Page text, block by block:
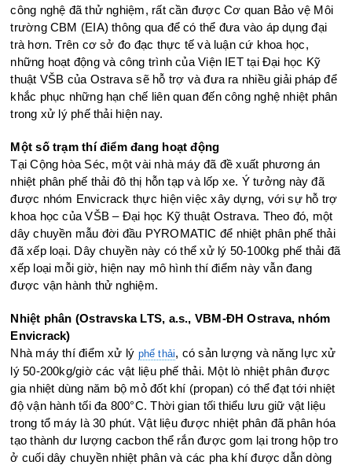
công nghệ đã thử nghiệm, rất cần được Cơ quan Bảo vệ Môi
trường CBM (EIA) thông qua để có thể đưa vào áp dụng đại
trà hơn. Trên cơ sở đo đạc thực tế và luận cứ khoa học,
những hoạt động và công trình của Viện IET tại Đại học Kỹ
thuật VŠB của Ostrava sẽ hỗ trợ và đưa ra nhiều giải pháp để
khắc phục những hạn chế liên quan đến công nghệ nhiệt phân
trong xử lý phế thải hiện nay.
Một số trạm thí điểm đang hoạt động
Tại Cộng hòa Séc, một vài nhà máy đã đề xuất phương án
nhiệt phân phế thải đô thị hỗn tạp và lốp xe. Ý tưởng này đã
được nhóm Envicrack thực hiện việc xây dựng, với sự hỗ trợ
khoa học của VŠB – Đại học Kỹ thuật Ostrava. Theo đó, một
dây chuyền mẫu đời đầu PYROMATIC để nhiệt phân phế thải
đã xếp loại. Dây chuyền này có thể xử lý 50-100kg phế thải đã
xếp loại mỗi giờ, hiện nay mô hình thí điểm này vẫn đang
được vận hành thử nghiệm.
Nhiệt phân (Ostravska LTS, a.s., VBM-ĐH Ostrava, nhóm
Envicrack)
Nhà máy thí điểm xử lý phế thải, có sản lượng và năng lực xử
lý 50-200kg/giờ các vật liệu phế thải. Một lò nhiệt phân được
gia nhiệt dùng năm bộ mỏ đốt khí (propan) có thể đạt tới nhiệt
độ vận hành tối đa 800°C. Thời gian tối thiểu lưu giữ vật liệu
trong tổ máy là 30 phút. Vật liệu được nhiệt phân đã phân hóa
tạo thành dư lượng cacbon thể rắn được gom lại trong hộp tro
ở cuối dây chuyền nhiệt phân và các pha khí được dẫn dòng